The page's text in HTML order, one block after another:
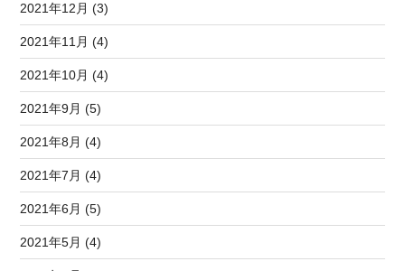
2021年12月 (3)
2021年11月 (4)
2021年10月 (4)
2021年9月 (5)
2021年8月 (4)
2021年7月 (4)
2021年6月 (5)
2021年5月 (4)